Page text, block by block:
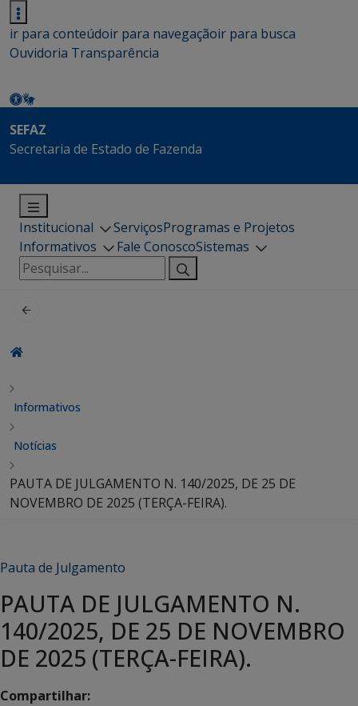
ir para conteúdoir para navegaçãoir para busca
Ouvidoria Transparência
SEFAZ
Secretaria de Estado de Fazenda
Institucional ServiçosProgramas e Projetos
Informativos
Fale ConoscoSistemas
Pesquisar
por:
Informativos
Notícias
PAUTA DE JULGAMENTO N. 140/2025, DE 25 DE
NOVEMBRO DE 2025 (TERÇA-FEIRA).
Pauta de Julgamento
PAUTA DE JULGAMENTO N.
140/2025, DE 25 DE NOVEMBRO
DE 2025 (TERÇA-FEIRA).
Compartilhar: